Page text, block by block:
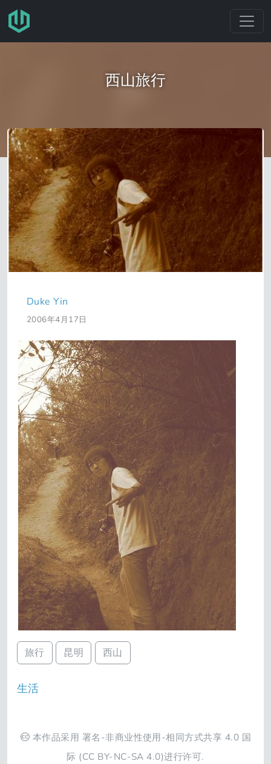
跳转至主要内容
西山旅行
Duke Yin
2006年4月17日
旅行 昆明 西山
生活
本作品采用 署名-非商业性使用-相同方式共享 4.0 国
际 (CC BY-NC-SA 4.0)进行许可.